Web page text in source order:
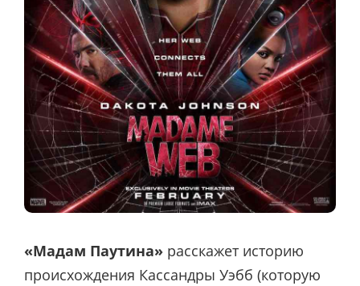
«Мадам Паутина» расскажет историю
происхождения Кассандры Уэбб (которую